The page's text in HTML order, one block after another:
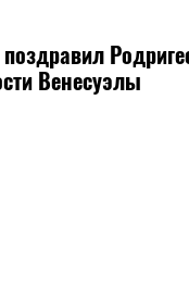
Венесуэлы